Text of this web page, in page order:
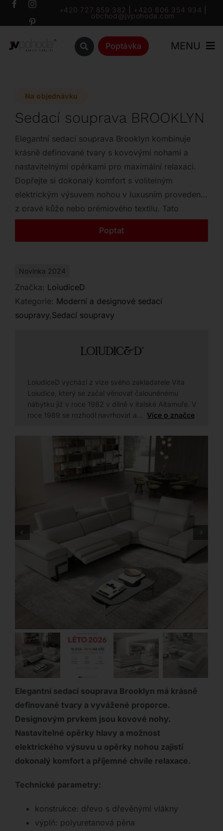
Přeskočit
+420 727 859 382 +420 606 354 934
obchod@jvpohoda.com
Poptávka MENU
Katalog
Značky
Outlet
Kontakt
Na objednávku
Sedací souprava BROOKLYN
Elegantní sedací souprava Brooklyn kombinuje
krásně definované tvary s kovovými nohami a
nastavitelnými opěrkami pro maximální relaxaci.
Dopřejte si dokonalý komfort s volitelným
elektrickým výsuvem nohou v luxusním provedení
z pravé kůže nebo prémiového textilu. Tato
variabilní souprava se plně přizpůsobí vašemu
interiéru díky široké škále rozměrů a typů
Poptat
Novinka 2024
Značka: LoiudiceD
Kategorie: Moderní a designové sedací
soupravy,Sedací soupravy
LoiudiceD vychází z vize svého zakladatele Vita
Loiudice, který se začal věnovat čalouněnému
nábytku již v roce 1982 v dílně v italské Altamuře. V
roce 1989 se rozhodl navrhovat a… Více o značce
Elegantní sedací souprava Brooklyn má krásně
definované tvary a vyvážené proporce.
Designovým prvkem jsou kovové nohy.
Nastavitelné opěrky hlavy a možnost
elektrického výsuvu u opěrky nohou zajistí
dokonalý komfort a příjemné chvíle relaxace.
Technické parametry:
konstrukce: dřevo s dřevěnými vlákny
výplň: polyuretanová pěna